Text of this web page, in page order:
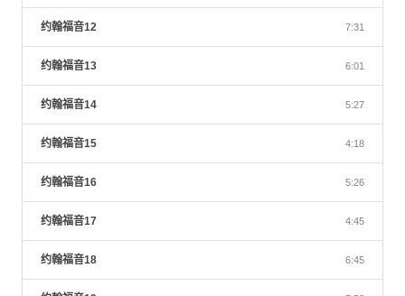
约翰福音12 7:31
约翰福音13 6:01
约翰福音14 5:27
约翰福音15 4:18
约翰福音16 5:26
约翰福音17 4:45
约翰福音18 6:45